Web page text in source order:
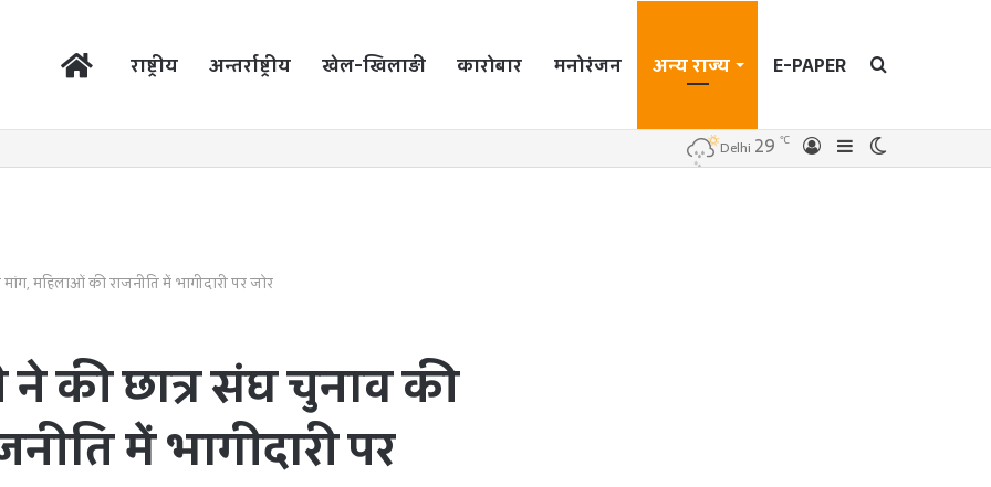
राष्ट्रीय अन्तर्राष्ट्रीय खेल-खिलाड़ी कारोबार मनोरंजन अन्य राज्य E-PAPER Search
Sidebar
Log
Delhi 29 ℃
महिलाओं की राजनीति में भागीदारी पर जोर
ने की छात्र संघ चुनाव की
में भागीदारी पर